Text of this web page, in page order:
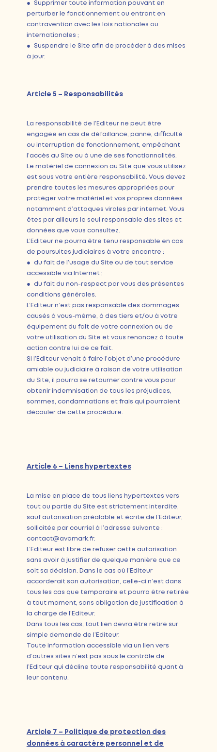
● Supprimer toute information pouvant en
perturber le fonctionnement ou entrant en
contravention avec les lois nationales ou
internationales ;
● Suspendre le Site afin de procéder à des mises
à jour.
Article 5 – Responsabilités
La responsabilité de l’Editeur ne peut être
engagée en cas de défaillance, panne, difficulté
ou interruption de fonctionnement, empêchant
l’accès au Site ou à une de ses fonctionnalités.
Le matériel de connexion au Site que vous utilisez
est sous votre entière responsabilité. Vous devez
prendre toutes les mesures appropriées pour
protéger votre matériel et vos propres données
notamment d’attaques virales par internet. Vous
êtes par ailleurs le seul responsable des sites et
données que vous consultez.
L’Editeur ne pourra être tenu responsable en cas
de poursuites judiciaires à votre encontre :
● du fait de l’usage du Site ou de tout service
accessible via Internet ;
● du fait du non-respect par vous des présentes
conditions générales.
L’Editeur n’est pas responsable des dommages
causés à vous-même, à des tiers et/ou à votre
équipement du fait de votre connexion ou de
votre utilisation du Site et vous renoncez à toute
action contre lui de ce fait.
Si l’Editeur venait à faire l’objet d’une procédure
amiable ou judiciaire à raison de votre utilisation
du Site, il pourra se retourner contre vous pour
obtenir indemnisation de tous les préjudices,
sommes, condamnations et frais qui pourraient
découler de cette procédure.
Article 6 – Liens hypertextes
La mise en place de tous liens hypertextes vers
tout ou partie du Site est strictement interdite,
sauf autorisation préalable et écrite de l’Editeur,
sollicitée par courriel à l’adresse suivante :
contact@avomark.fr.
L’Editeur est libre de refuser cette autorisation
sans avoir à justifier de quelque manière que ce
soit sa décision. Dans le cas où l’Editeur
accorderait son autorisation, celle-ci n’est dans
tous les cas que temporaire et pourra être retirée
à tout moment, sans obligation de justification à
la charge de l’Editeur.
Dans tous les cas, tout lien devra être retiré sur
simple demande de l’Editeur.
Toute information accessible via un lien vers
d’autres sites n’est pas sous le contrôle de
l’Editeur qui décline toute responsabilité quant à
leur contenu.
Article 7 – Politique de protection des
données à caractère personnel et de